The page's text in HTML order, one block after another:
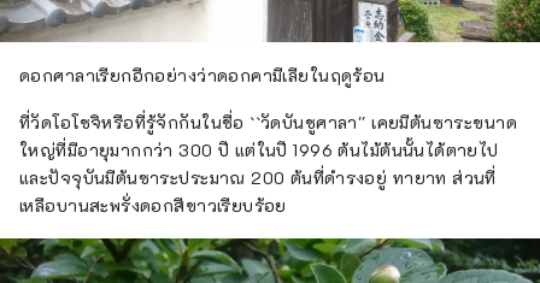
ภูเขาสีเขียวชอุ่ม โดยมีแม่น้ำอิชิคาวะไหลผ่าน
ใจกลางเมือง และเป็นพื้นที่ที่อุดมไปด้วยมรดกทาง
ประวัติศาสตร์และวัฒนธรรม
ดอกศาลาเรียกอีกอย่างว่าดอกคามีเลียในฤดูร้อน
ที่วัดโอโชจิหรือที่รู้จักกันในชื่อ ``วัดบันชูศาลา'' เคยมีต้นซาระขนาด
ใหญ่ที่มีอายุมากกว่า 300 ปี แต่ในปี 1996 ต้นไม้ต้นนั้นได้ตายไป
และปัจจุบันมีต้นซาระประมาณ 200 ต้นที่ดำรงอยู่ ทายาท ส่วนที่
เหลือบานสะพรั่งดอกสีขาวเรียบร้อย